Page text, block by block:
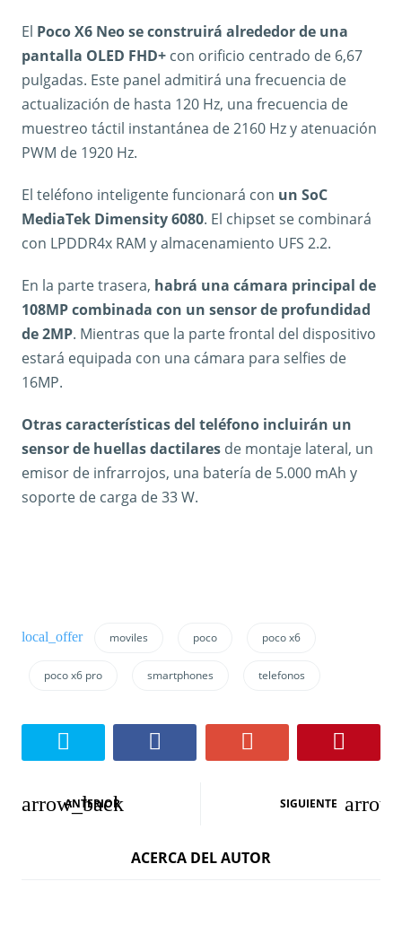
El Poco X6 Neo se construirá alrededor de una
pantalla OLED FHD+ con orificio centrado de 6,67
pulgadas. Este panel admitirá una frecuencia de
actualización de hasta 120 Hz, una frecuencia de
muestreo táctil instantánea de 2160 Hz y atenuación
PWM de 1920 Hz.
El teléfono inteligente funcionará con un SoC
MediaTek Dimensity 6080. El chipset se combinará
con LPDDR4x RAM y almacenamiento UFS 2.2.
En la parte trasera, habrá una cámara principal de
108MP combinada con un sensor de profundidad
de 2MP. Mientras que la parte frontal del dispositivo
estará equipada con una cámara para selfies de
16MP.
Otras características del teléfono incluirán un
sensor de huellas dactilares de montaje lateral, un
emisor de infrarrojos, una batería de 5.000 mAh y
soporte de carga de 33 W.
moviles poco poco x6
poco x6 pro smartphones telefonos
N
ANTERIOR SIGUIENTE
ACERCA DEL AUTOR